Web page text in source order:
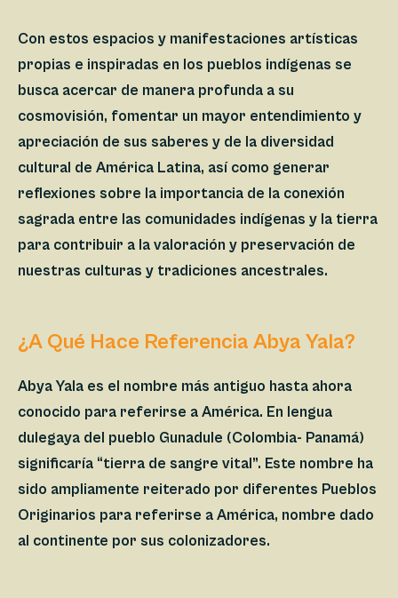
Con estos espacios y manifestaciones artísticas
propias e inspiradas en los pueblos indígenas se
busca acercar de manera profunda a su
cosmovisión, fomentar un mayor entendimiento y
apreciación de sus saberes y de la diversidad
cultural de América Latina, así como generar
reflexiones sobre la importancia de la conexión
sagrada entre las comunidades indígenas y la tierra
para contribuir a la valoración y preservación de
nuestras culturas y tradiciones ancestrales.
¿A Qué Hace Referencia Abya Yala?
Abya Yalaes el nombre más antiguo hasta ahora
conocido para referirse a América. En lengua
dulegaya del pueblo Gunadule (Colombia- Panamá)
significaría “tierra de sangre vital”. Este nombre ha
sido ampliamente reiterado por diferentes Pueblos
Originarios para referirse a América, nombre dado
al continente por sus colonizadores.